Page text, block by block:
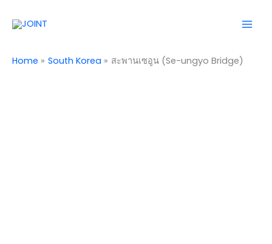
Home South Korea สะพานเซอูน (Se-ungyo Bridge)